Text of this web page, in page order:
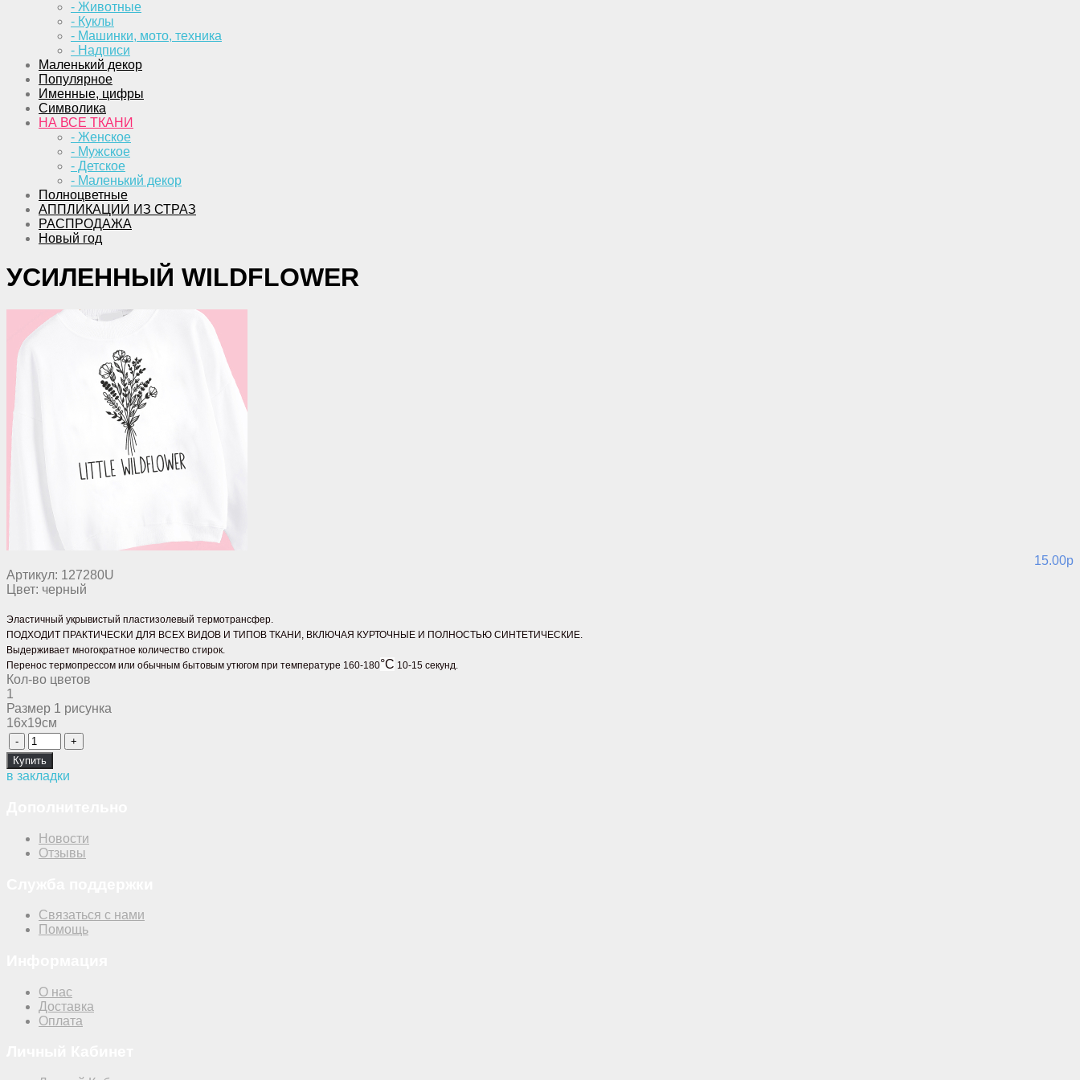
- Животные
- Куклы
- Машинки, мото, техника
- Надписи
Маленький декор
Популярное
Именные, цифры
Символика
НА ВСЕ ТКАНИ
- Женское
- Мужское
- Детское
- Маленький декор
Полноцветные
АППЛИКАЦИИ ИЗ СТРАЗ
РАСПРОДАЖА
Новый год
УСИЛЕННЫЙ WILDFLOWER
15.00p
Артикул: 127280U
Цвет: черный
Эластичный укрывистый пластизолевый термотрансфер.
ПОДХОДИТ ПРАКТИЧЕСКИ ДЛЯ ВСЕХ ВИДОВ И ТИПОВ ТКАНИ, ВКЛЮЧАЯ КУРТОЧНЫЕ И ПОЛНОСТЬЮ СИНТЕТИЧЕСКИЕ.
Выдерживает многократное количество стирок.
Перенос термопрессом или обычным бытовым утюгом при температуре 160-180°С 10-15 секунд.
Кол-во цветов
1
Размер 1 рисунка
16х19cм
в закладки
Новости
Отзывы
Связаться с нами
Помощь
О нас
Доставка
Оплата